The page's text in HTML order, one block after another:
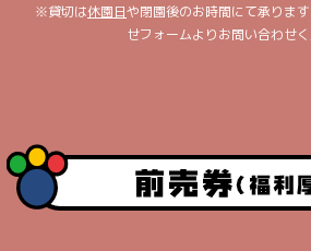
貸切は休園日や閉園後のお時間にて承りま
せフォームよりお問い合わせく